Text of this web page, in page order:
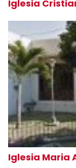
Iglesia
Iglesia Maria